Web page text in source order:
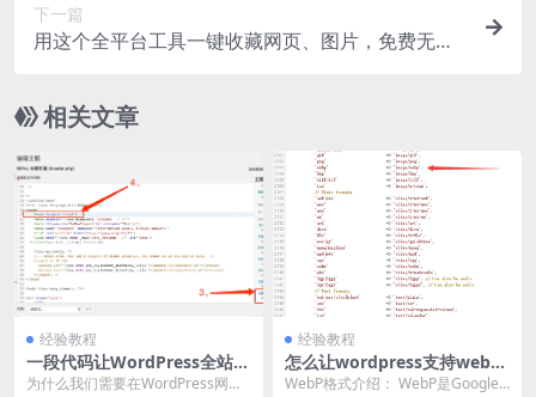
下一篇
用这个全平台工具一键收藏网页、图片，免费无需
相关文章
经验教程
一段代码让WordPress全站链
接、外链新窗口打开
为什么我们需要在WordPress网站
经验教程
怎么让wordpress支持webp
格式的图片文件
WebP格式介绍： WebP是Google